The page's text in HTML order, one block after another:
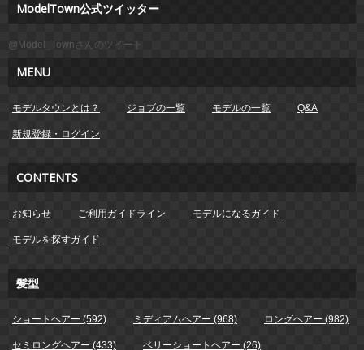
ModelTown公式ツイッター
@Model_Townさんのツイート
MENU
モデルタウンとは？ ジョブの一覧 モデルの一覧 Q&A
新規登録・ログイン
CONTENTS
お知らせ ご利用ガイドライン モデルになるガイド
モデルを探すガイド
髪型
ショートヘアー (592) ミディアムヘアー (968) ロングヘアー (982)
セミロングヘアー (433) ベリーショートヘアー (26)